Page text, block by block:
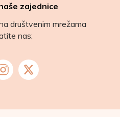
zajednice
društvenim mrežama
nas: